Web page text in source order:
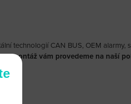
technologií CAN BUS, OEM alarmy,
montáž vám provedeme na naší